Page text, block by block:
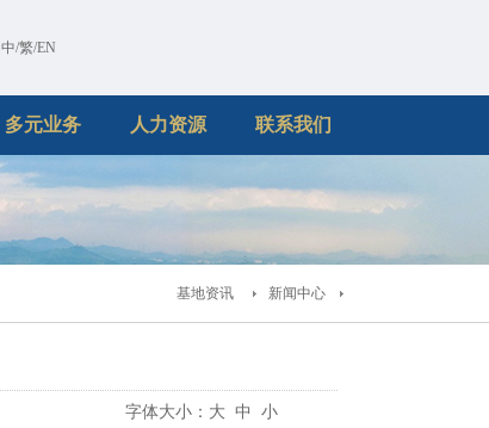
中/繁/EN
多元业务 人力资源 联系我们
基地资讯 新闻中心
字体大小： 大 中 小